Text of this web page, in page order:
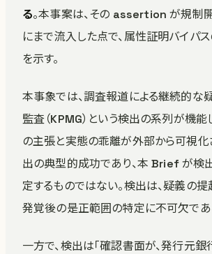
る。本事案は、その assertion が規制
にまで流入した点で、属性証明バイパ
を示す。
本事象では、調査報道による継続的な
監査（KPMG）という検出の系列が機能
の主張と実態の乖離が外部から可視化
出の典型的成功であり、本 Brief が検
定するものではない。検出は、疑義の提
発覚後の是正範囲の特定に不可欠であ
一方で、検出は「確認書面が、発行元